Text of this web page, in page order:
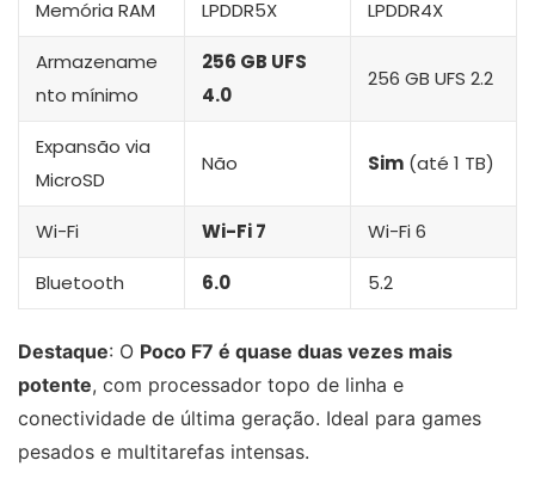
Memória RAM LPDDR5X LPDDR4X
Armazename
nto mínimo
256 GB UFS
4.0
256 GB UFS 2.2
Expansão via
MicroSD
Não Sim (até 1 TB)
Wi-Fi Wi-Fi 7 Wi-Fi 6
Bluetooth 6.0 5.2
Destaque: O Poco F7 é quase duas vezes mais
potente, com processador topo de linha e
conectividade de última geração. Ideal para games
pesados e multitarefas intensas.